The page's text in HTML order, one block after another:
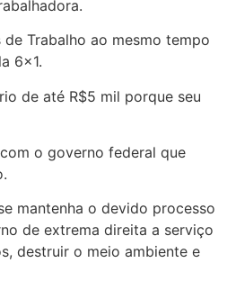
Trabalho ao mesmo tempo
6×1.
de até R$5 mil porque seu
o governo federal que
mantenha o devido processo
de extrema direita a serviço
destruir o meio ambiente e